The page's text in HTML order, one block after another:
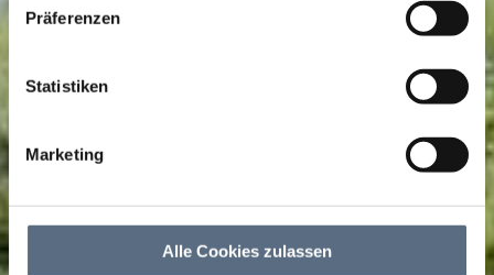
Präferenzen
Statistiken
Marketing
Alle Cookies zulassen